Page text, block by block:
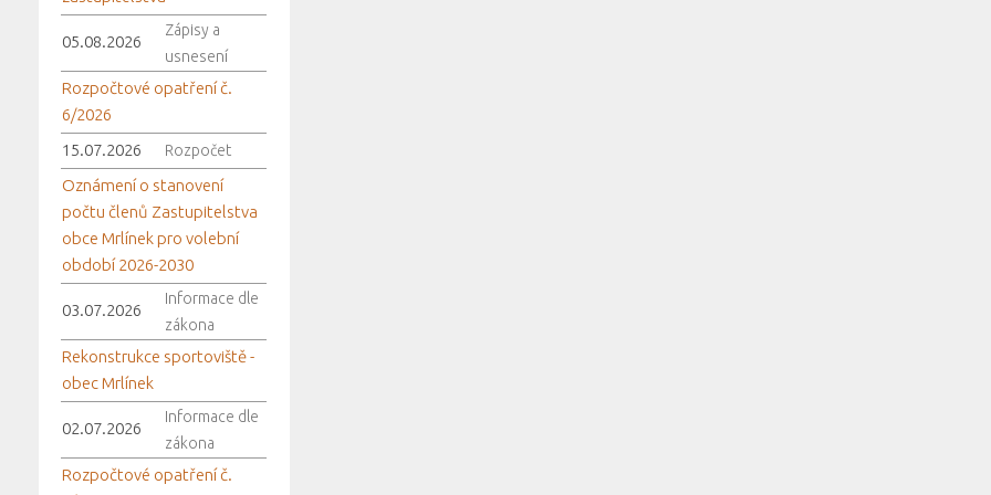
05.08.2026
Zápisy a
usnesení
Rozpočtové opatření č.
6/2026
15.07.2026
Rozpočet
Oznámení o stanovení
počtu členů Zastupitelstva
obce Mrlínek pro volební
období 2026-2030
03.07.2026
Informace dle
zákona
Rekonstrukce sportoviště -
obec Mrlínek
02.07.2026
Informace dle
zákona
Rozpočtové opatření č.